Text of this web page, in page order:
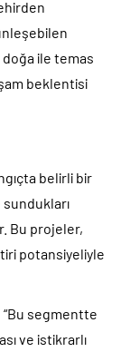
ile temas
beklentisi
belirli bir
Bu projeler,
potansiyeliyle
segmentte
ve istikrarlı